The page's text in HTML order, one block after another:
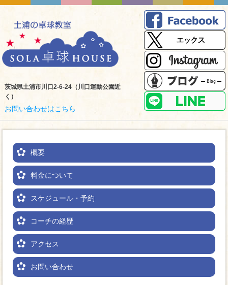
茨城県土浦市川口2-6-24（川口運動公園近
く）
お問い合わせはこちら
概要
料金について
スケジュール・予約
コーチの経歴
アクセス
お問い合わせ